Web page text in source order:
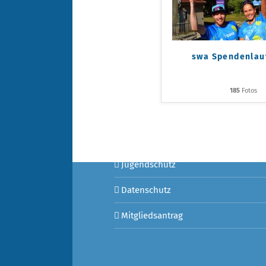
swa
185 Fotos
Jugendschutz
Datenschutz
Mitgliedsantrag